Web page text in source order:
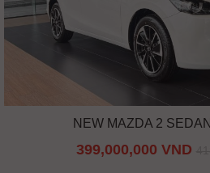
NEW MAZDA 2
399,000,000 VND